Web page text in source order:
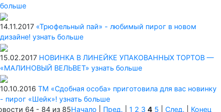
больше
14.11.2017 «Трюфельный пай» - любимый пирог в новом
дизайне! узнать больше
15.02.2017 НОВИНКА В ЛИНЕЙКЕ УПАКОВАННЫХ ТОРТОВ —
«МАЛИНОВЫЙ ВЕЛЬВЕТ» узнать больше
10.10.2016 ТМ «Сдобная особа» приготовила для вас новинку
- пирог «Шейк»! узнать больше
64 - 84 из 85Начало Пред. 1 2 3 4 5 След. Конец